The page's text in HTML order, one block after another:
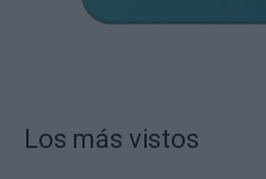
Los más vistos